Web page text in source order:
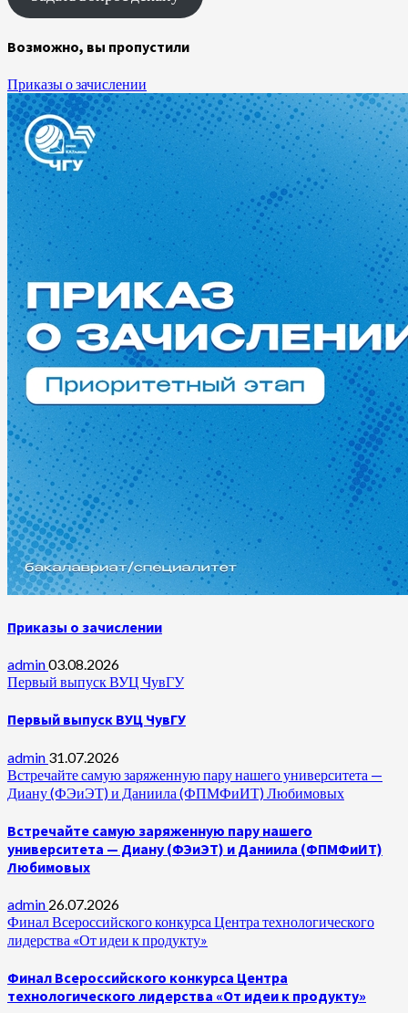
Возможно, вы пропустили
Приказы о зачислении
Приказы о зачислении
admin03.08.2026
Первый выпуск ВУЦ ЧувГУ
Первый выпуск ВУЦ ЧувГУ
admin 31.07.2026
Встречайте самую заряженную пару нашего университета —
Диану (ФЭиЭТ) и Даниила (ФПМФиИТ) Любимовых
Встречайте самую заряженную пару нашего
университета — Диану (ФЭиЭТ) и Даниила (ФПМФиИТ)
Любимовых
admin 26.07.2026
Финал Всероссийского конкурса Центра технологического
лидерства «От идеи к продукту»
Финал Всероссийского конкурса Центра
технологического лидерства «От идеи к продукту»